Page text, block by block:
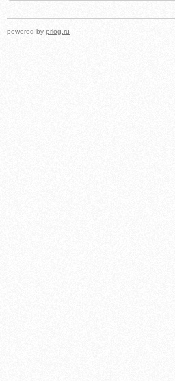
powered by prlog.ru